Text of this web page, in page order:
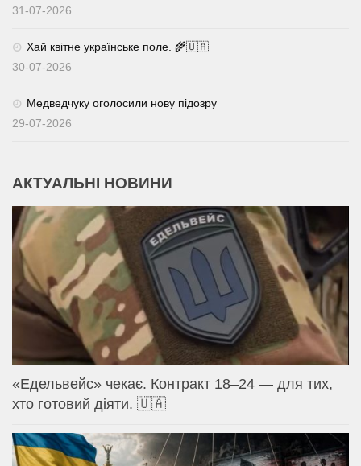
31-07-2026
Хай квітне українське поле. 🌾🇺🇦
30-07-2026
Медведчуку оголосили нову підозру
29-07-2026
АКТУАЛЬНІ НОВИНИ
«Едельвейс» чекає. Контракт 18–24 — для тих,
хто готовий діяти. 🇺🇦